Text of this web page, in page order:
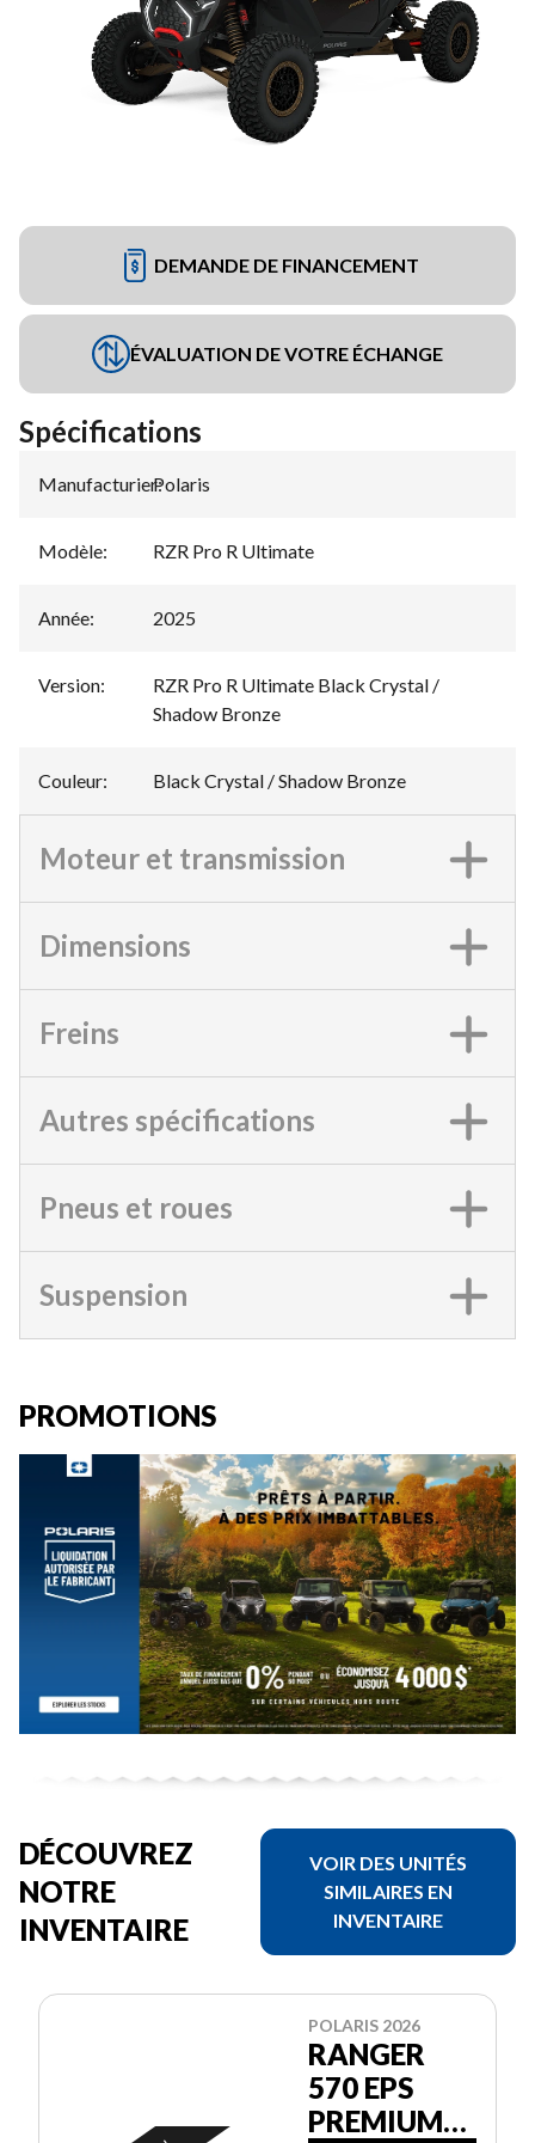
DEMANDE DE FINANCEMENT
ÉVALUATION DE VOTRE ÉCHANGE
Spécifications
Manufacturier:
Polaris
Modèle: RZR Pro R Ultimate
Année: 2025
Version:
RZR Pro R Ultimate Black Crystal /
Shadow Bronze
Couleur: Black Crystal / Shadow Bronze
Moteur et transmission
Dimensions
Freins
Autres spécifications
Pneus et roues
Suspension
PROMOTIONS
DÉCOUVREZ
NOTRE
INVENTAIRE
VOIR DES UNITÉS
SIMILAIRES EN
INVENTAIRE
POLARIS 2026
RANGER
570 EPS
PREMIUM